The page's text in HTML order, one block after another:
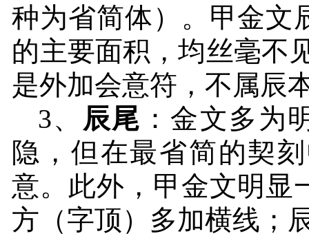
种为省简体）。甲金文
的主要面积，均丝毫不
是外加会意符，不属辰
3、 辰尾 ：金文多为
隐，但在最省简的契
意。此外，甲金文明显
方（字顶）多加横线；